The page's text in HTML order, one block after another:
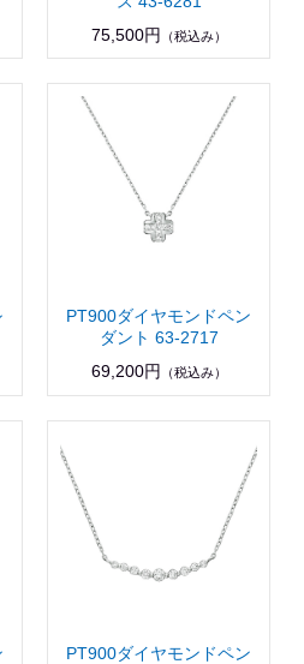
75,500円
（税込み）
PT900ダイヤモンドペン
ダント 63-2717
69,200円
（税込み）
PT900ダイヤモンドペン